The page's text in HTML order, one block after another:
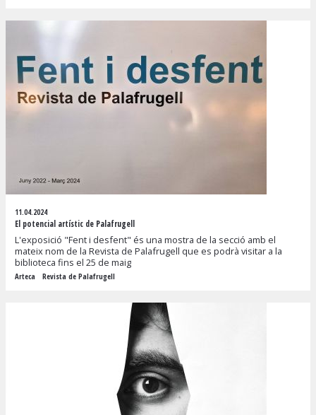
11.04.2024
El potencial artístic de Palafrugell
L'exposició "Fent i desfent" és una mostra de la secció amb el
mateix nom de la Revista de Palafrugell que es podrà visitar a la
biblioteca fins el 25 de maig
Arteca Revista de Palafrugell